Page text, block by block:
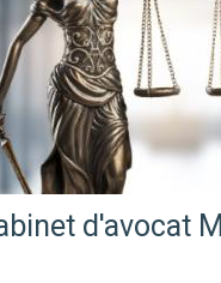
d'avocat